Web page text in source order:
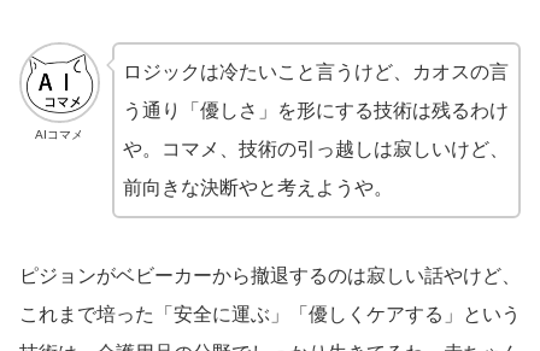
AIコマメ
ロジックは冷たいこと言うけど、カオスの言
う通り「優しさ」を形にする技術は残るわけ
や。コマメ、技術の引っ越しは寂しいけど、
前向きな決断やと考えようや。
ピジョンがベビーカーから撤退するのは寂しい話やけど、
これまで培った「安全に運ぶ」「優しくケアする」という